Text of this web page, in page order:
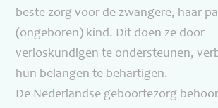
beste zorg voor de zwangere, haar
(ongeboren) kind. Dit doen ze door
verloskundigen te ondersteunen,
hun belangen te behartigen.
De Nederlandse geboortezorg